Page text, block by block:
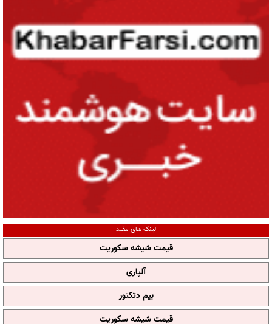
لینک های مفید
قیمت شیشه سکوریت
آلپاری
بیم دتکتور
قیمت شیشه سکوریت